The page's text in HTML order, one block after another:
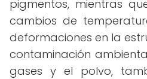
pigmentos, mientras
cambios de
deformaciones en la
contaminación
gases y el polvo,